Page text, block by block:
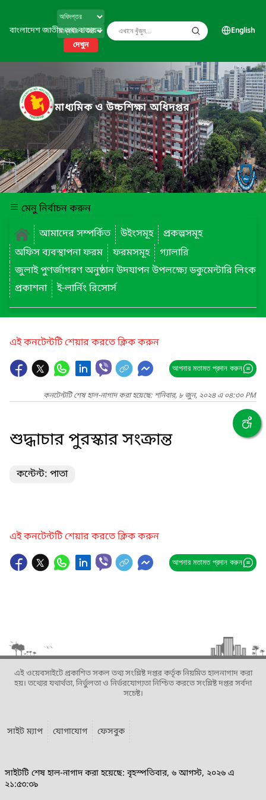
বাংলাদেশ জাতীয় তথ্য বাতায়ন
দেখুন
English
মাধ্যমিক ও উচ্চশিক্ষা অধিদপ্তর
মেনু নির্বাচন করুন
আমাদের সম্পর্কিত
উইংসমূহ
প্রকল্পসমূহ
অফিস ব্যবস্থাপনা ফরম
ফরমসমূহ
গ্যালারি
জুলাই পুণর্জাগরণ অনুষ্ঠান উদযাপন উপলক্ষ্যে ডকুমেন্টারি লিংক
প্রকাশনা
ই-লার্নিং রিসোর্স
এই কনটেন্টটি শেয়ার করতে ক্লিক করুন
আপনার মতামত প্রদান করুন
কনটেন্টটি শেষ হাল-নাগাদ করা হয়েছে: শনিবার, ৮ জুন, ২০২৪ এ ০৪:৩০ PM
শুদ্ধাচার পুরস্কার সংক্রান্ত
কন্টেন্ট: পাতা
এই কনটেন্টটি শেয়ার করতে ক্লিক করুন
আপনার মতামত প্রদান করুন
এই ওয়েবসাইটে প্রকাশিত সকল তথ্য সংশ্লিষ্ট দপ্তর কর্তৃক নিয়মিত হালনাগাদ করা
হয়। তথ্যের যথার্থতা, নির্ভুলতা ও নির্ভরযোগ্যতা নিশ্চিত করতে সংশ্লিষ্ট দপ্তর সর্বদা
সচেষ্ট।
সাইট ম্যাপ যোগাযোগ ফেসবুক
সাইটটি শেষ হাল-নাগাদ করা হয়েছে: বৃহস্পতিবার, ৬ আগস্ট, ২০২৬ এ
২১:৫৩:৩৯